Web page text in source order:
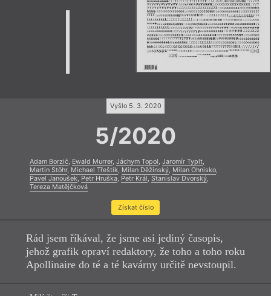
Vyšlo 5. 3. 2020
5/2020
Adam Borzič, Ewald Murrer, Jáchym Topol , Jaromír Typlt,
Martin Stöhr, Michael Třeštík, Milan Děžinský, Milan Ohnisko,
Pavel Janoušek, Petr Hruška, Petr Král , Stanislav Dvorský,
Tereza Matějčková
Získat číslo
Rád jsem říkával, že jsme asi jediný časopis,
jehož grafik opraví redaktory, že toho a toho roku
Apollinaire do té a té kavárny určitě nevstoupil.